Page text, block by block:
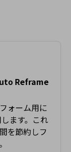
Reframe
ォーム用に
ます。これ
を節約しフ